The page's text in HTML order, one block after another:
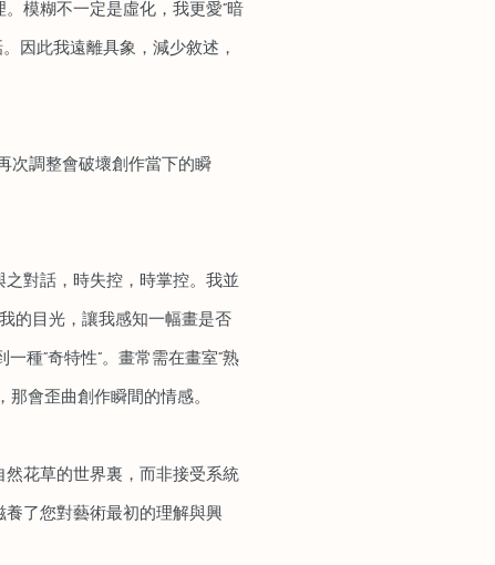
模糊不一定是虛化，我更愛“暗
因此我遠離具象，減少敘述，
次調整會破壞創作當下的瞬
對話，時失控，時掌控。我並
的目光，讓我感知一幅畫是否
種“奇特性”。畫常需在畫室“熟
會歪曲創作瞬間的情感。
花草的世界裏，而非接受系統
了您對藝術最初的理解與興